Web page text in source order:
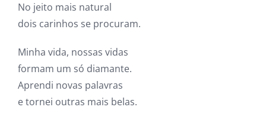
No jeito mais natural
dois carinhos se procuram.
Minha vida, nossas vidas
formam um só diamante.
Aprendi novas palavras
e tornei outras mais belas.